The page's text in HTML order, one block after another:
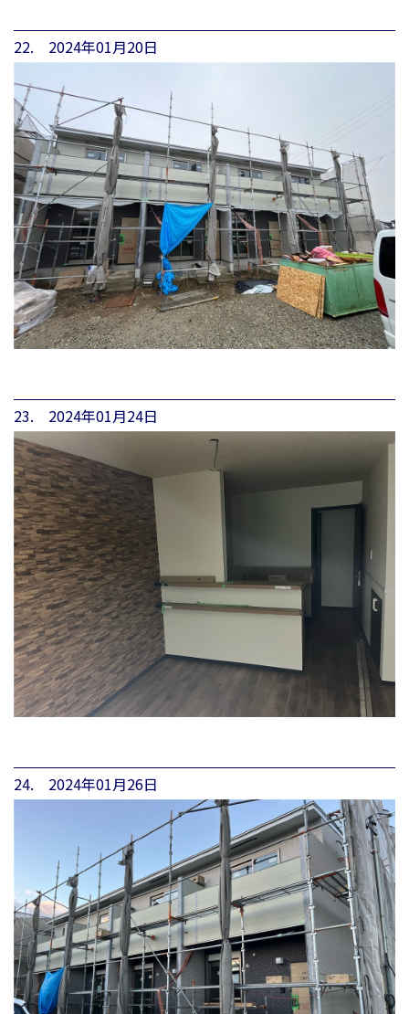
22. 2024年01月20日
23. 2024年01月24日
24. 2024年01月26日